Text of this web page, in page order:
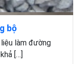
bộ
làm đường
[…]